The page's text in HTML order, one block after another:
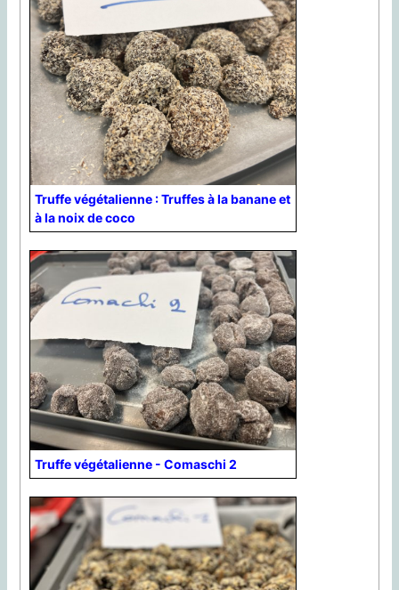
Truffe végétalienne : Truffes à la banane et
à la noix de coco
Truffe végétalienne - Comaschi 2